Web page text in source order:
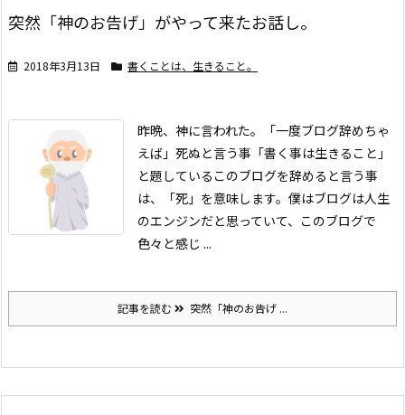
突然「神のお告げ」がやって来たお話し。
2018年3月13日 書くことは、生きること。
昨晩、神に言われた。「一度ブログ辞めちゃ
えば」 死ぬと言う事 「書く事は生きること」
と題しているこのブログを辞めると言う事
は、「死」を意味します。 僕はブログは人生
のエンジンだと思っていて、このブログで
色々と感じ ...
記事を読む 突然「神のお告げ ...